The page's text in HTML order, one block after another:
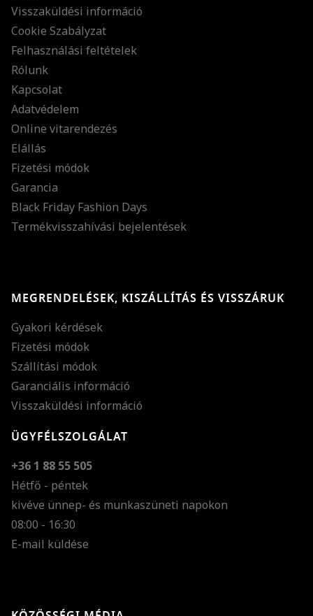
Visszaküldési információ
Cookie Szabályzat
Felhasználási feltételek
Rólunk
Kapcsolat
Adatvédelem
Online vitarendezés
Elállás
Fizetési módok
Garancia
Black Friday Fashion Days
Termékvisszahívási bejelentések
MEGRENDELÉSEK, KISZÁLLÍTÁS ÉS VISSZÁRUK
Gyakori kérdések
Fizetési módok
Szállítási módok
Garanciális információ
Visszaküldési információ
ÜGYFÉLSZOLGÁLAT
+36 1 88 55 505
Hétfő - péntek
kivéve ünnep- és munkaszüneti napokon
08:00 - 16:30
E-mail küldése